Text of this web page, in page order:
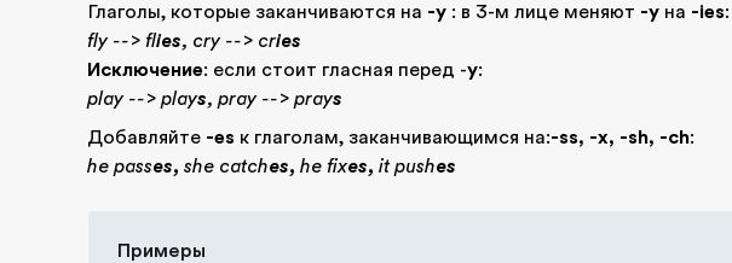
Глаголы, которые заканчиваются на -y : в 3-м лице меняют -y на -ies:
fly --> flies, cry --> cries
Исключение: если стоит гласная перед -y:
play --> plays, pray --> prays
Добавляйте -es к глаголам, заканчивающимся на:-ss, -x, -sh, -ch:
he passes, she catches, he fixes, it pushes
Примеры